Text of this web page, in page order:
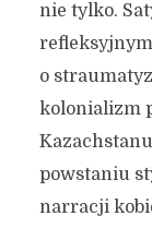
nie tylko.
o
kolonializm
powstaniu
narracji